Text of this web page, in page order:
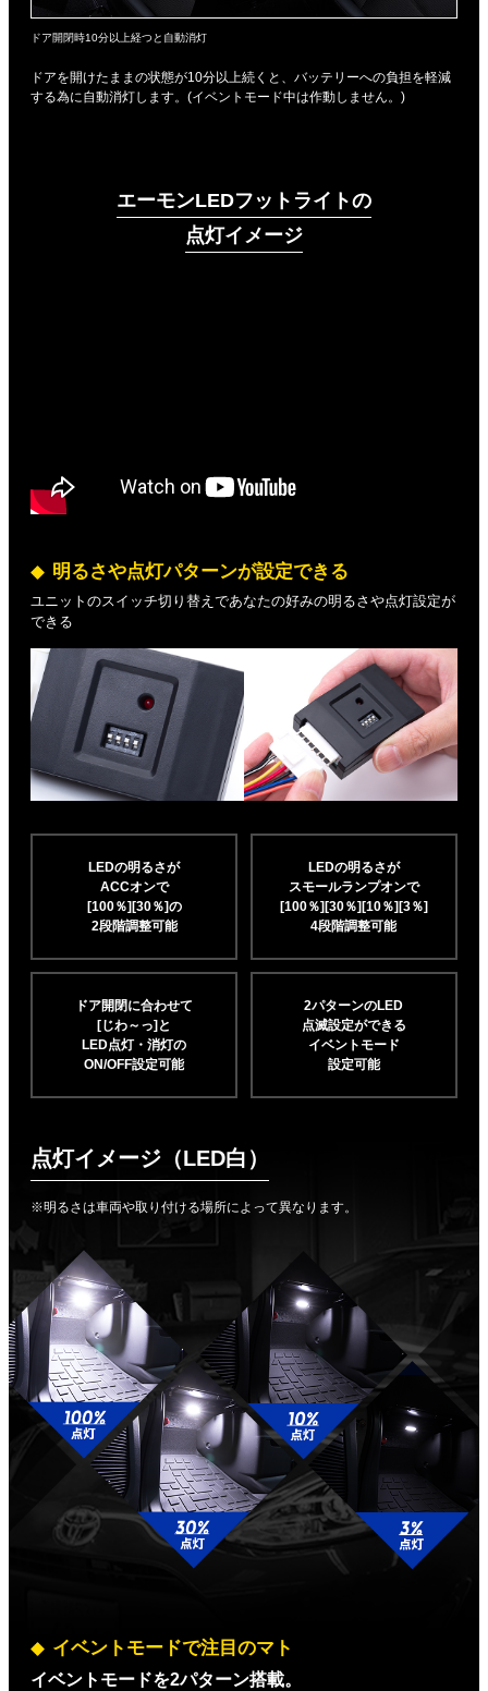
ドア開閉時10分以上経つと自動消灯
ドアを開けたままの状態が10分以上続くと、バッテリーへの負担を軽減
する為に自動消灯します。(イベントモード中は作動しません。)
エーモンLEDフットライトの
点灯イメージ
明るさや点灯パターンが設定できる
ユニットのスイッチ切り替えであなたの好みの明るさや点灯設定が
できる
LEDの明るさが
ACCオンで
[100％][30％]の
2段階調整可能
LEDの明るさが
スモールランプオンで
[100％][30％][10％][3％]
4段階調整可能
ドア開閉に合わせて
[じわ～っ]と
LED点灯・消灯の
ON/OFF設定可能
2パターンのLED
点滅設定ができる
イベントモード
設定可能
点灯イメージ（LED白）
※明るさは車両や取り付ける場所によって異なります。
イベントモードで注目のマト
イベントモードを2パターン搭載。